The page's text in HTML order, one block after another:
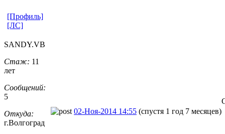
[Профиль]
[ЛС]
SANDY.VB
Стаж: 11
лет
Сообщений:
5
Откуда:
г.Волгоград
02-Ноя-2014 14:55 (спустя 1 год 7 месяцев)